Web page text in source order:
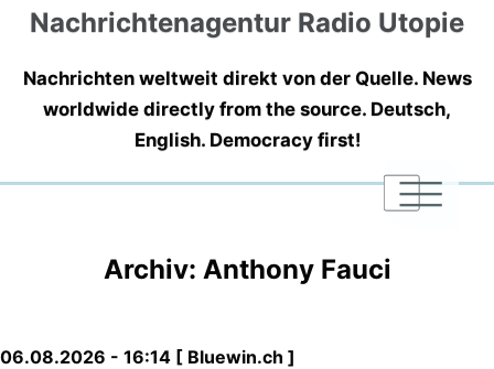
Nachrichtenagentur Radio Utopie
Nachrichten weltweit direkt von der Quelle. News
worldwide directly from the source. Deutsch,
English. Democracy first!
|
|
|
Archiv: Anthony Fauci
06.08.2026 - 16:14 [ Bluewin.ch ]